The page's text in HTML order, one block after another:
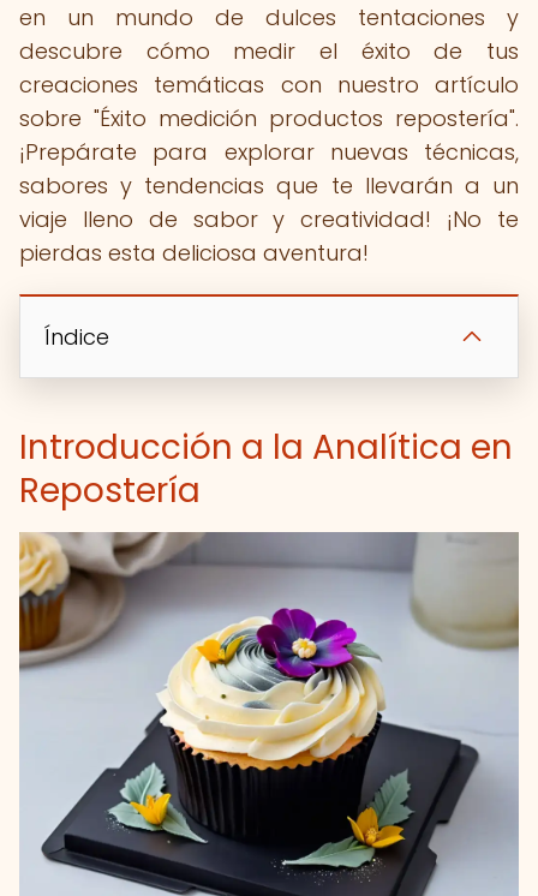
en un mundo de dulces tentaciones y
descubre cómo medir el éxito de tus
creaciones temáticas con nuestro artículo
sobre "Éxito medición productos repostería".
¡Prepárate para explorar nuevas técnicas,
sabores y tendencias que te llevarán a un
viaje lleno de sabor y creatividad! ¡No te
pierdas esta deliciosa aventura!
Índice
Introducción a la Analítica en
Repostería